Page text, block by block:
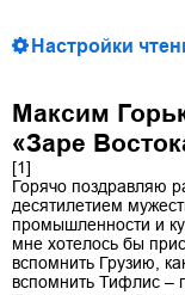
Настройки
Максим
«Заре
[1]
Горячо поздравляю
десятилетием
промышленности и
мне хотелось бы
вспомнить Грузию,
вспомнить Тифлис –